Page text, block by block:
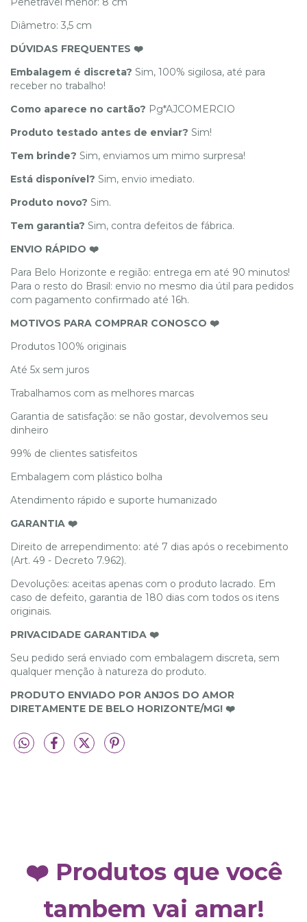
Diâmetro: 3,5 cm
DÚVIDAS FREQUENTES ❤️
Embalagem é discreta? Sim, 100% sigilosa, até para
receber no trabalho!
Como aparece no cartão? Pg*AJCOMERCIO
Produto testado antes de enviar? Sim!
Tem brinde? Sim, enviamos um mimo surpresa!
Está disponível? Sim, envio imediato.
Produto novo? Sim.
Tem garantia? Sim, contra defeitos de fábrica.
ENVIO RÁPIDO ❤️
Para Belo Horizonte e região: entrega em até 90 minutos!
Para o resto do Brasil: envio no mesmo dia útil para pedidos
com pagamento confirmado até 16h.
MOTIVOS PARA COMPRAR CONOSCO ❤️
Produtos 100% originais
Até 5x sem juros
Trabalhamos com as melhores marcas
Garantia de satisfação: se não gostar, devolvemos seu
dinheiro
99% de clientes satisfeitos
Embalagem com plástico bolha
Atendimento rápido e suporte humanizado
GARANTIA ❤️
Direito de arrependimento: até 7 dias após o recebimento
(Art. 49 - Decreto 7.962).
Devoluções: aceitas apenas com o produto lacrado. Em
caso de defeito, garantia de 180 dias com todos os itens
originais.
PRIVACIDADE GARANTIDA ❤️
Seu pedido será enviado com embalagem discreta, sem
qualquer menção à natureza do produto.
PRODUTO ENVIADO POR ANJOS DO AMOR
DIRETAMENTE DE BELO HORIZONTE/MG! ❤️
❤️ Produtos que você
tambem vai amar!